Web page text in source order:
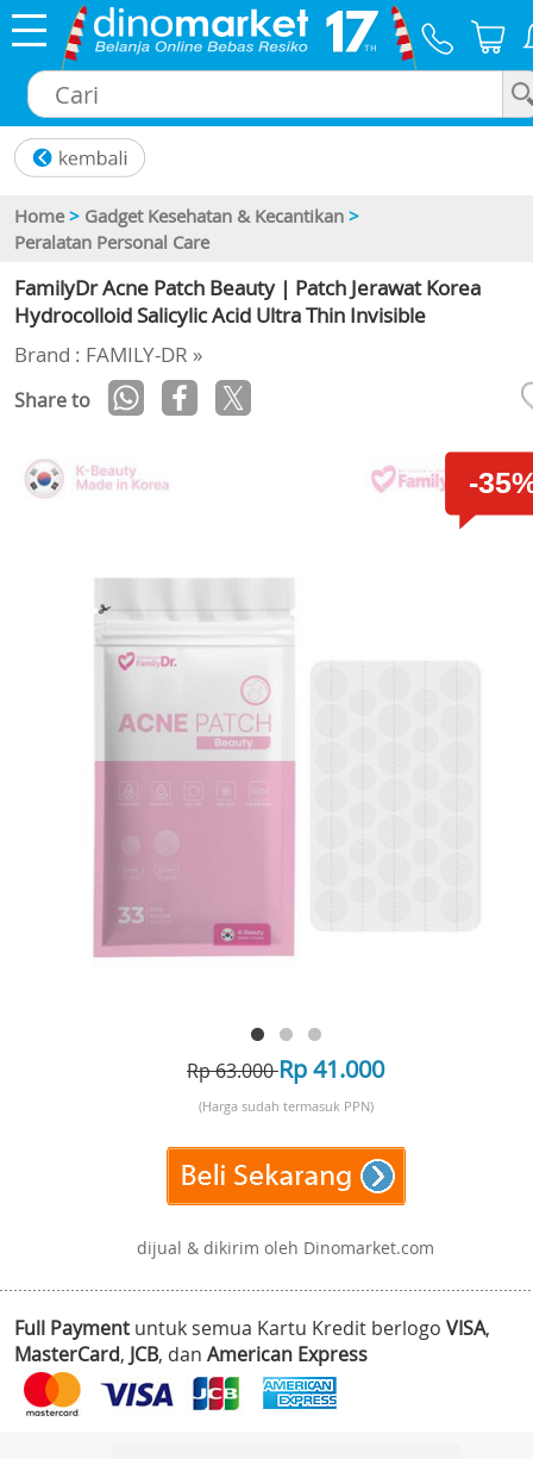
Home > Gadget Kesehatan & Kecantikan >
Peralatan Personal Care
FamilyDr Acne Patch Beauty | Patch Jerawat Korea
Hydrocolloid Salicylic Acid Ultra Thin Invisible
Brand : FAMILY-DR »
Share to
-
Rp 63.000Rp 41.000
(Harga sudah termasuk PPN)
dijual & dikirim oleh Dinomarket.com
Full Payment untuk semua Kartu Kredit berlogo VISA,
MasterCard, JCB, dan American Express